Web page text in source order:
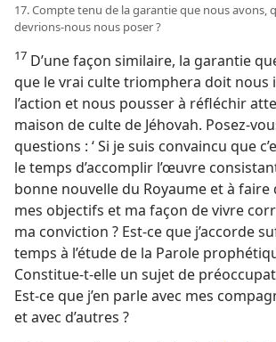
17. Compte tenu de la garantie que nous avons,
devrions-​nous nous poser ?
17 D’une façon similaire, la garantie
que le vrai culte triomphera doit nous
l’action et nous pousser à réfléchir
maison de culte de Jéhovah. Posez-​
questions : ‘ Si je suis convaincu que
le temps d’accomplir l’œuvre
bonne nouvelle du Royaume et à faire
mes objectifs et ma façon de vivre
ma conviction ? Est-​ce que j’accorde
temps à l’étude de la Parole
Constitue-​t-​elle un sujet de
Est-​ce que j’en parle avec mes
et avec d’autres ?